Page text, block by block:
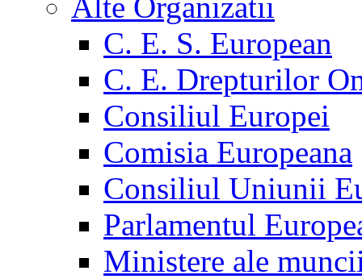
C. E. S. European
C. E. Drepturilor
Consiliul Europei
Comisia Europeana
Consiliul Uniunii
Parlamentul
Ministere ale